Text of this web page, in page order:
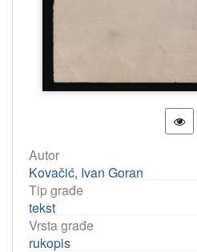
Autor
Kovačić, Ivan Goran
Tip građe
tekst
Vrsta građe
rukopis